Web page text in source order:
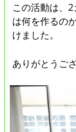
この活動は、
は何を作るの
けました。
ありがとうご